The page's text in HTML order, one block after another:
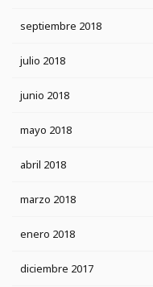
septiembre 2018
julio 2018
junio 2018
mayo 2018
abril 2018
marzo 2018
enero 2018
diciembre 2017